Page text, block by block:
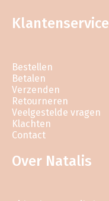
Klantenservice
Bestellen
Betalen
Verzenden
Retourneren
Veelgestelde vragen
Klachten
Contact
Over Natalis